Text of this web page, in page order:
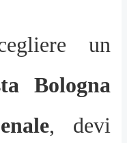
un
Bologna
, devi